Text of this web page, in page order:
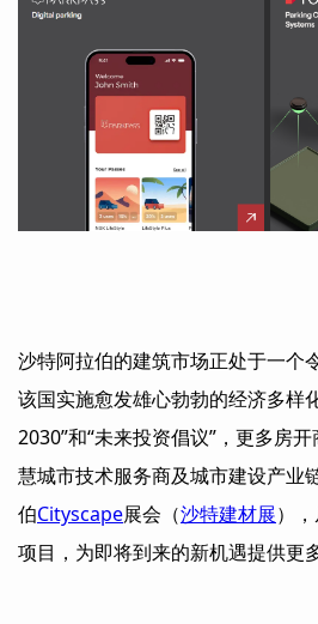
沙特阿拉伯的建筑市场正处于一个
该国实施愈发雄心勃勃的经济多样
2030”和“未来投资倡议” ，更多房
慧城市技术服务商及城市建设产业
伯Cityscape展会（沙特建材展）
项目，为即将到来的新机遇提供更